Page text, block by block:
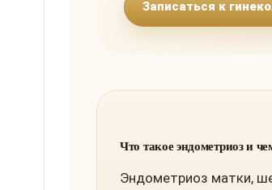
Записаться к
Что такое эндометриоз и
Эндометриоз матки,